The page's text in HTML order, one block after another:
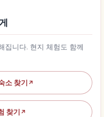
집니다. 현지 체험도 함께
소 찾기 ↗
찾기↗